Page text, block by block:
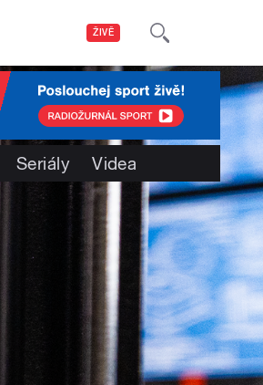
ŽIVĚ
Seriály Videa